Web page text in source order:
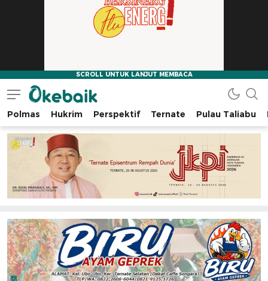
Okebaik.id
Baiknya Dibaca
Polmas Hukrim Perspektif Ternate Pulau Taliabu